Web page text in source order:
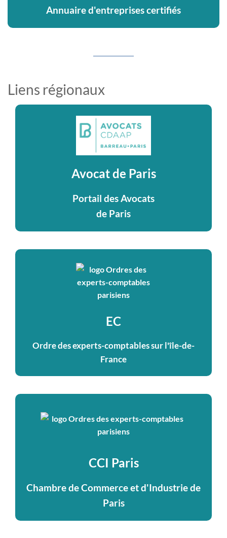
Annuaire d'entreprises certifiés
Liens régionaux
Avocat de Paris
Portail des Avocats
de Paris
EC
Ordre des experts-comptables sur l'île-de-
France
CCI Paris
Chambre de Commerce et d'Industrie de
Paris